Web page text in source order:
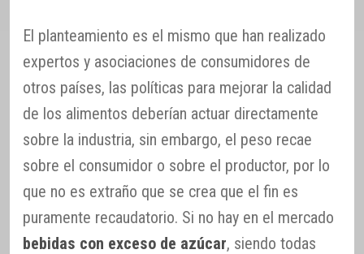
El planteamiento es el mismo que han realizado
expertos y asociaciones de consumidores de
otros países, las políticas para mejorar la calidad
de los alimentos deberían actuar directamente
sobre la industria, sin embargo, el peso recae
sobre el consumidor o sobre el productor, por lo
que no es extraño que se crea que el fin es
puramente recaudatorio. Si no hay en el mercado
bebidas con exceso de azúcar, siendo todas